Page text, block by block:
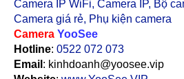
Camera IP WiFi, Camera IP, Bộ
Camera giá rẻ, Phụ kiện camera
Camera YooSee
Hotline: 0522 072 073
Email : kinhdoanh@yoosee.vip